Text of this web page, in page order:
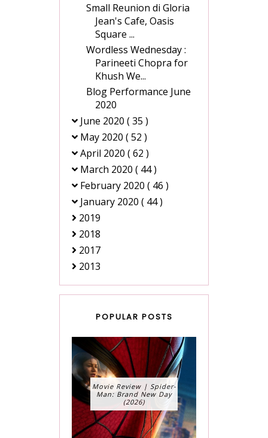
Small Reunion di Gloria
Jean's Cafe, Oasis
Square ...
Wordless Wednesday :
Parineeti Chopra for
Khush We...
Blog Performance June
2020
June 2020 ( 35 )
May 2020 ( 52 )
April 2020 ( 62 )
March 2020 ( 44 )
February 2020 ( 46 )
January 2020 ( 44 )
2019
2018
2017
2013
POPULAR POSTS
Movie Review | Spider-
Man: Brand New Day
(2026)